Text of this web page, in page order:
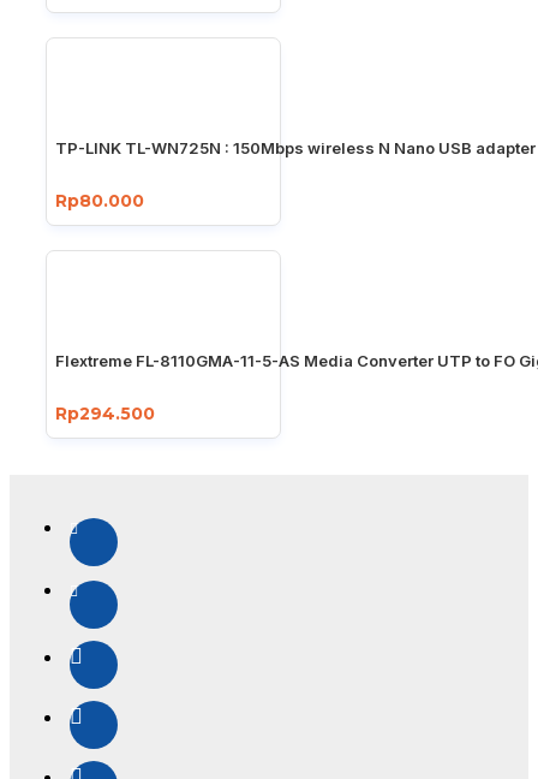
TP-LINK TL-WN725N : 150Mbps wireless N Nano USB adapter
Rp80.000
Flextreme FL-8110GMA-11-5-AS Media Converter UTP to FO
Rp294.500